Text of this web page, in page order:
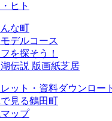
ヒト
な町
デルコース
を探そう！
伝説 版画紙芝居
ット・資料ダウンロー
見る鶴田町
ップ